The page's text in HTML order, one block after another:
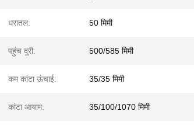
धरातल: 50 मिमी
पहुंच दूरी: 500/585 मिमी
कम कांटा ऊंचाई: 35/35 मिमी
कांटा आयाम: 35/100/1070 मिमी